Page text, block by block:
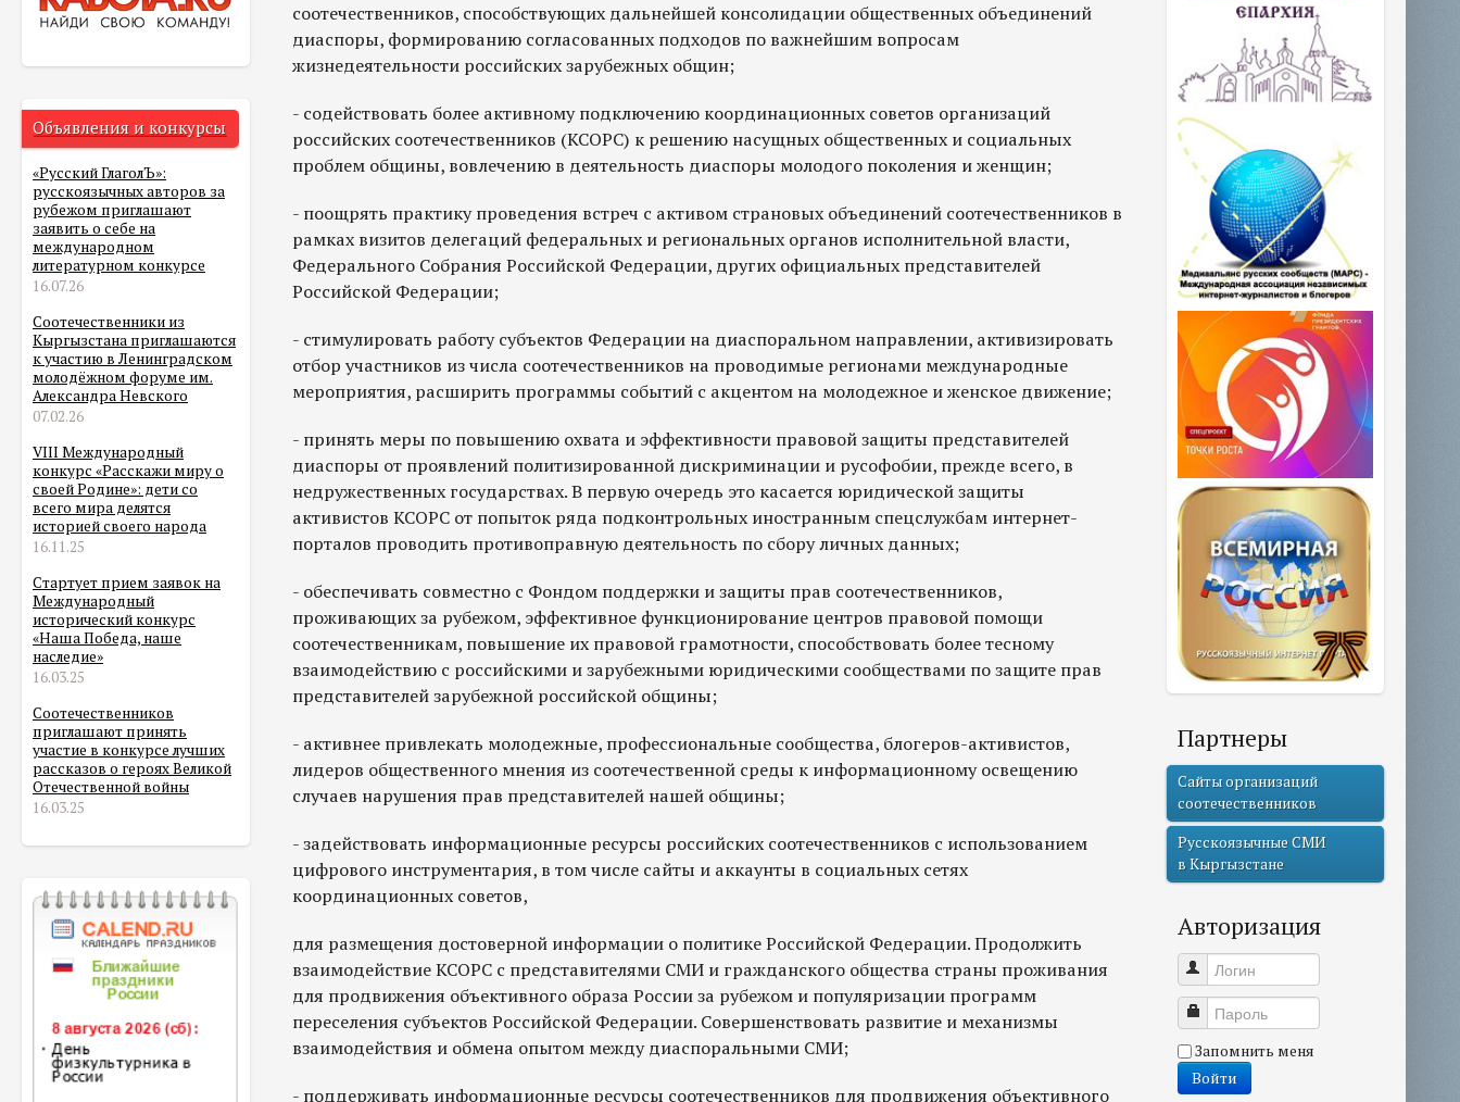
Объявления и конкурсы
«Русский ГлаголЪ»:
русскоязычных авторов за
рубежом приглашают
заявить о себе на
международном
литературном конкурсе
16.07.26
Соотечественники из
Кыргызстана приглашаются
к участию в Ленинградском
молодёжном форуме им.
Александра Невского
07.02.26
VIII Международный
конкурс «Расскажи миру о
своей Родине»: дети со
всего мира делятся
историей своего народа
16.11.25
Стартует прием заявок на
Международный
исторический конкурс
«Наша Победа, наше
наследие»
16.03.25
Соотечественников
приглашают принять
участие в конкурсе лучших
рассказов о героях Великой
Отечественной войны
16.03.25
соотечественников, способствующих дальнейшей консолидации общественных объединений
диаспоры, формированию согласованных подходов по важнейшим вопросам
жизнедеятельности российских зарубежных общин;
- содействовать более активному подключению координационных советов организаций
российских соотечественников (КСОРС) к решению насущных общественных и социальных
проблем общины, вовлечению в деятельность диаспоры молодого поколения и женщин;
- поощрять практику проведения встреч с активом страновых объединений соотечественников в
рамках визитов делегаций федеральных и региональных органов исполнительной власти,
Федерального Собрания Российской Федерации, других официальных представителей
Российской Федерации;
- стимулировать работу субъектов Федерации на диаспоральном направлении, активизировать
отбор участников из числа соотечественников на проводимые регионами международные
мероприятия, расширить программы событий с акцентом на молодежное и женское движение;
- принять меры по повышению охвата и эффективности правовой защиты представителей
диаспоры от проявлений политизированной дискриминации и русофобии, прежде всего, в
недружественных государствах. В первую очередь это касается юридической защиты
активистов КСОРС от попыток ряда подконтрольных иностранным спецслужбам интернет-
порталов проводить противоправную деятельность по сбору личных данных;
- обеспечивать совместно с Фондом поддержки и защиты прав соотечественников,
проживающих за рубежом, эффективное функционирование центров правовой помощи
соотечественникам, повышение их правовой грамотности, способствовать более тесному
взаимодействию с российскими и зарубежными юридическими сообществами по защите прав
представителей зарубежной российской общины;
- активнее привлекать молодежные, профессиональные сообщества, блогеров-активистов,
лидеров общественного мнения из соотечественной среды к информационному освещению
случаев нарушения прав представителей нашей общины;
- задействовать информационные ресурсы российских соотечественников с использованием
цифрового инструментария, в том числе сайты и аккаунты в социальных сетях
координационных советов,
для размещения достоверной информации о политике Российской Федерации. Продолжить
взаимодействие КСОРС с представителями СМИ и гражданского общества страны проживания
для продвижения объективного образа России за рубежом и популяризации программ
переселения субъектов Российской Федерации. Совершенствовать развитие и механизмы
взаимодействия и обмена опытом между диаспоральными СМИ;
- поддерживать информационные ресурсы соотечественников для продвижения объективного
Партнеры
Сайты организаций
соотечественников
Русскоязычные СМИ
в Кыргызстане
Авторизация
Логин
Пароль
Запомнить меня
Войти